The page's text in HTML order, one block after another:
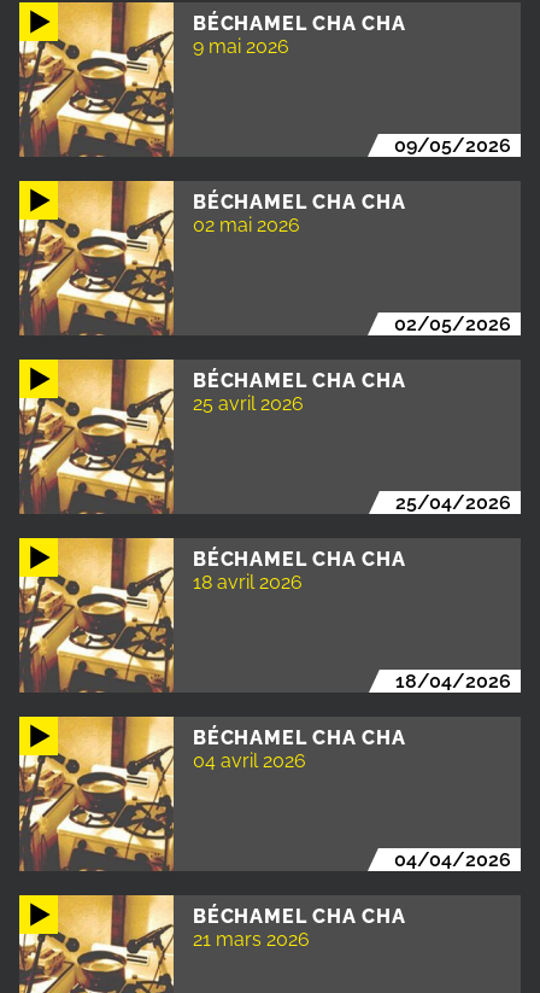
BÉCHAMEL CHA CHA
9 mai 2026
09/05/2026
BÉCHAMEL CHA CHA
02 mai 2026
02/05/2026
BÉCHAMEL CHA CHA
25 avril 2026
25/04/2026
BÉCHAMEL CHA CHA
18 avril 2026
18/04/2026
BÉCHAMEL CHA CHA
04 avril 2026
04/04/2026
BÉCHAMEL CHA CHA
21 mars 2026